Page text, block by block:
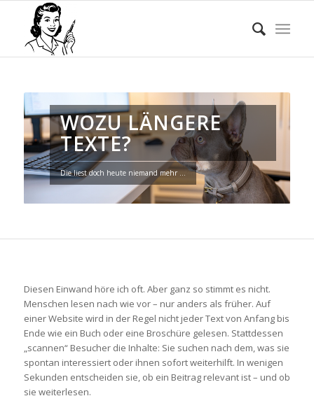
WOZU LÄNGERE
TEXTE?
Die liest doch heute niemand mehr …
Diesen Einwand höre ich oft. Aber ganz so stimmt es nicht.
Menschen lesen nach wie vor – nur anders als früher. Auf
einer Website wird in der Regel nicht jeder Text von Anfang bis
Ende wie ein Buch oder eine Broschüre gelesen. Stattdessen
„scannen“ Besucher die Inhalte: Sie suchen nach dem, was sie
spontan interessiert oder ihnen sofort weiterhilft. In wenigen
Sekunden entscheiden sie, ob ein Beitrag relevant ist – und ob
sie weiterlesen.